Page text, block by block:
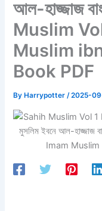
আল-হাজ্জাজ
Muslim
Muslim
Book PDF
By Harrypotter/2025-